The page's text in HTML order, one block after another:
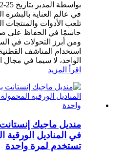
بواسطة المدير بتاريخ 25-12-2015
في عالم العناية بالبشرة
تلعب الأدوات والمنتجات
حاسمًا في الحفاظ على
ومن أبرز التحولات في
استخدام المناشف
الواحد، لا سيما في مجال
اقرأ المزيد
منديل ماجيك
في المناديل الورقية
تستخدم لمرة واحدة